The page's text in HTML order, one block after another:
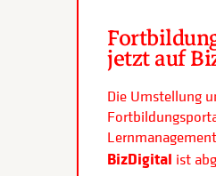
jetzt auf
Die Umstellung
BizDigital ist